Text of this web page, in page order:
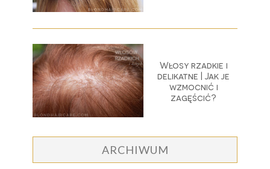
Włosy rzadkie i
delikatne | Jak je
wzmocnić i
zagęścić?
ARCHIWUM